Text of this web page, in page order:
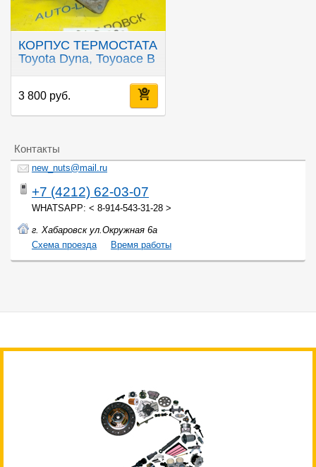
КОРПУС ТЕРМОСТАТА
Toyota Dyna, Toyoace B
3 800 руб.
Контакты
new_nuts@mail.ru
+7 (4212) 62-03-07
WHATSAPP: < 8-914-543-31-28 >
г. Хабаровск ул.Окружная 6а
Cхема проезда
Время работы